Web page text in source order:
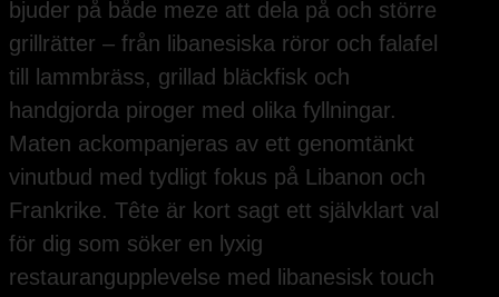
bjuder på både meze att dela på och större
grillrätter – från libanesiska röror och falafel
till lammbräss, grillad bläckfisk och
handgjorda piroger med olika fyllningar.
Maten ackompanjeras av ett genomtänkt
vinutbud med tydligt fokus på Libanon och
Frankrike. Tête är kort sagt ett självklart val
för dig som söker en lyxig
restaurangupplevelse med libanesisk touch